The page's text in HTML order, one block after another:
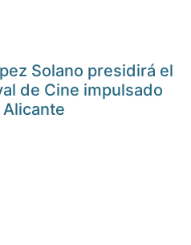
Solano presidirá el
de Cine impulsado